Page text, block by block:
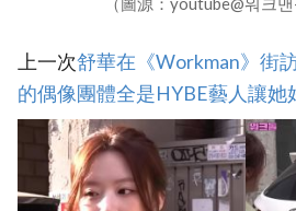
上一次舒華在《Workman》街
的偶像團體全是HYBE藝人讓她